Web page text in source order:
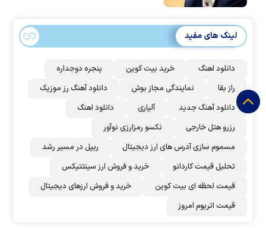
لینک های مفید
دانلود اهنگ خرید بیت کوین
پنجره دوجداره
راز بقا
نمایندگی مجاز بوش
دانلود آهنگ رز‌ موزیک
دانلود آهنگ جدید
آلپاری
دانلود اهنگ
رزرو هتل خارجی
نکسو رمزارزی نوآور
مسموم سازی آدرس های ارز دیجیتال
ریپل در مسیر رشد
تحلیل قیمت کاردانو
خرید و فروش ارز سینتتیکس
قیمت لحظه ای بیت کوین
خرید و فروش ارزهای دیجیتال
قیمت اتریوم امروز